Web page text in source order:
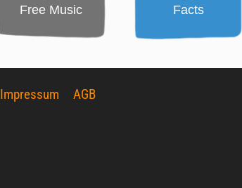
Free Music Facts
Impressum
AGB